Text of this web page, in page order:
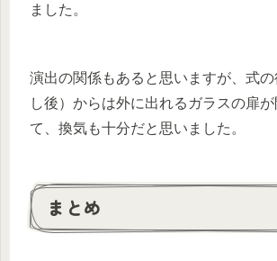
ました。
演出の関係もあると思いますが、式
し後）からは外に出れるガラスの扉
て、換気も十分だと思いました。
まとめ